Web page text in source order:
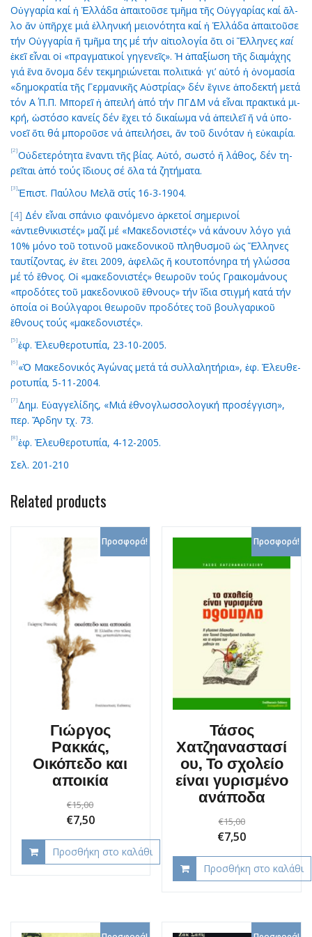
Οὐγ­γα­ρί­α καί ἡ Ἑλ­λά­δα ἀ­παι­τοῦ­σε τμῆ­μα τῆς Οὐγ­γα­ρί­ας καί ἄλ­
λο ἄν ὑ­πῆρ­χε μιά ἑλ­λη­νι­κή μει­ο­νό­τη­τα καί ἡ Ἑλ­λά­δα ἀ­παι­τοῦ­σε
τήν Οὐγ­γα­ρί­α ἤ τμῆ­μα της μέ τήν αἰ­τι­ο­λο­γί­α ὅ­τι οἱ Ἕλ­λη­νες καί
ἐ­κεῖ εἶ­ναι οἱ «πραγ­μα­τι­κοί γη­γε­νεῖς». Ἡ ἀ­πα­ξί­ω­ση τῆς δι­α­μά­χης
γιά ἕ­να ὄ­νο­μα δέν τε­κμη­ρι­ώ­νε­ται πο­λι­τι­κά· γι’ αὐ­τό ἡ ὀ­νο­μα­σί­α
«δη­μο­κρα­τί­α τῆς Γερ­μα­νι­κῆς Αὐ­στρί­ας» δέν ἔ­γι­νε ἀ­πο­δε­κτή με­τά
τόν Α΄ Π.Π. Μπο­ρεῖ ἡ ἀ­πει­λή ἀ­πό τήν ΠΓΔΜ νά εἶ­ναι πρα­κτι­κά μι­
κρή, ὡ­στό­σο κα­νείς δέν ἔ­χει τό δι­καί­ω­μα νά ἀ­πει­λεῖ ἤ νά ὑ­πο­
νο­εῖ ὅ­τι θά μπο­ροῦ­σε νά ἀ­πει­λή­σει, ἄν τοῦ δι­νό­ταν ἡ εὐ­και­ρί­α.
[2]Οὐ­δε­τε­ρό­τη­τα ἔ­ναν­τι τῆς βί­ας. Αὐ­τό, σω­στό ἤ λά­θος, δέν τη­
ρεῖ­ται ἀ­πό τούς ἴ­διους σέ ὅ­λα τά ζη­τή­μα­τα.
[3]Ἐπιστ. Παύλου Μελᾶ στίς 16-3-1904.
[4] Δέν εἶναι σπάνιο φαινόμενο ἀρκετοί σημερινοί
«ἀντιεθνικιστές» μαζί μέ «Μακεδονιστές» νά κάνουν λόγο γιά
10% μόνο τοῦ τοτινοῦ μακεδονικοῦ πληθυσμοῦ ὡς Ἕλληνες
ταυτίζοντας, ἐν ἔτει 2009, ἀφελῶς ἤ κουτοπόνηρα τή γλώσσα
μέ τό ἔθνος. Οἱ «μακεδονιστές» θεωροῦν τούς Γραικομάνους
«προδότες τοῦ μακεδονικοῦ ἔθνους» τήν ἴδια στιγμή κατά τήν
ὁποία οἱ Βούλγαροι θεωροῦν προδότες τοῦ βουλγαρικοῦ
ἔθνους τούς «μακεδονιστές».
[5]ἐφ. Ἐ­λευ­θε­ρο­τυ­πί­α, 23-10-2005.
[6] «Ὁ Μα­κε­δο­νι­κός Ἀ­γώ­νας με­τά τά συλ­λα­λη­τή­ρια», ἐφ. Ἐ­λευ­θε­
ρο­τυ­πί­α, 5-11-2004.
[7] Δημ. Εὐ­αγ­γε­λί­δης, «Μιά ἐ­θνο­γλωσ­σο­λο­γι­κή προ­σέγ­γι­ση»,
περ. Ἄρ­δην τχ. 73.
[8]ἐφ. Ἐ­λευ­θε­ρο­τυ­πί­α, 4-12-2005.
Σελ. 201-210
Related products
Προσφορά!
Γιώργος
Ρακκάς,
Οικόπεδο και
αποικία
€15,00
Original
price
was:
€7,50Current
price
is:
Προσθήκη στο καλάθι
Προσφορά!
Τάσος
Χατζηαναστασί
ου, Το σχολείο
είναι γυρισμένο
ανάποδα
€15,00
Original
price
was:
€7,50Current
price
is:
Προσθήκη στο καλάθι